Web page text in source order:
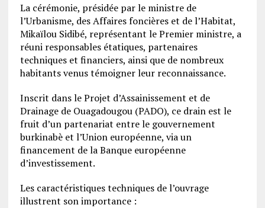
La cérémonie, présidée par le ministre de
l’Urbanisme, des Affaires foncières et de l’Habitat,
Mikaïlou Sidibé, représentant le Premier ministre, a
réuni responsables étatiques, partenaires
techniques et financiers, ainsi que de nombreux
habitants venus témoigner leur reconnaissance.
Inscrit dans le Projet d’Assainissement et de
Drainage de Ouagadougou (PADO), ce drain est le
fruit d’un partenariat entre le gouvernement
burkinabè et l’Union européenne, via un
financement de la Banque européenne
d’investissement.
Les caractéristiques techniques de l’ouvrage
illustrent son importance :